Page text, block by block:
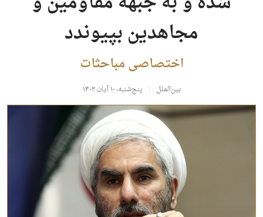
مجاهدین بپیوندد
اختصاصی مباحثات
بین‌الملل پنج‌شنبه، ۱۰ آبان ۱۴۰۳